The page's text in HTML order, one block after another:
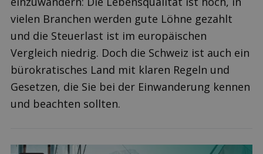
vielen Branchen werden gute Löhne gezahlt
und die Steuerlast ist im europäischen
Vergleich niedrig. Doch die Schweiz ist auch ein
bürokratisches Land mit klaren Regeln und
Gesetzen, die Sie bei der Einwanderung kennen
und beachten sollten.